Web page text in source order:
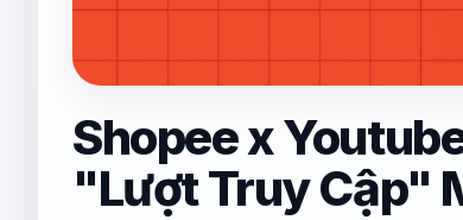
Shopee x
"Lượt Truy Cập"